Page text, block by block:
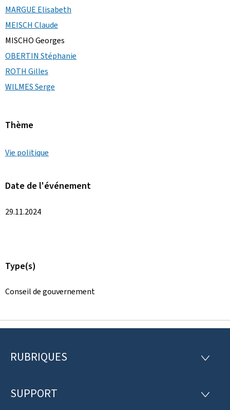
MARGUE Elisabeth
MEISCH Claude
MISCHO Georges
OBERTIN Stéphanie
ROTH Gilles
WILMES Serge
Thème
Vie politique
Date de l'événement
29.11.2024
Type(s)
Conseil de gouvernement
P
e
RUBRIQUES
R
R
SUPPORT
S